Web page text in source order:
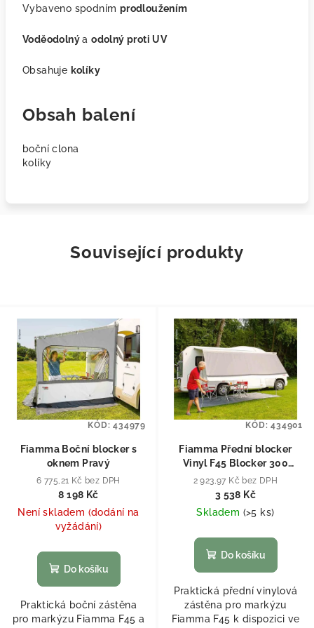
Vybaveno spodním prodloužením
Voděodolnýaodolný proti UV
Obsahuje kolíky
Obsah balení
boční clona
kolíky
Související produkty
Fiamma Boční blocker s
oknem Pravý
6 775,21 Kč bez DPH
8 198 Kč
Není skladem (dodání na
vyžádání)
Do košíku
Praktická boční zástěna
pro markýzu Fiamma F45 a
KÓD:434979
Fiamma Přední blocker
Vinyl F45 Blocker 300
(±285cm)
2 923,97 Kč bez DPH
3 538 Kč
Skladem (>5 ks)
Do košíku
Praktická přední vinylová
zástěna pro markýzu
Fiamma F45 k dispozici ve
KÓD:434901